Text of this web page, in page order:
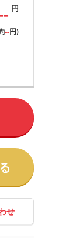
円
--円)
せ